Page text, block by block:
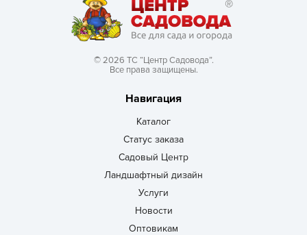
© 2026 ТС “Центр Садовода”.
Все права защищены.
Навигация
Каталог
Статус заказа
Садовый Центр
Ландшафтный дизайн
Услуги
Новости
Оптовикам